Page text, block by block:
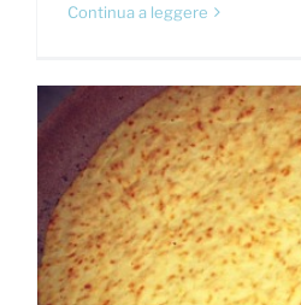
Continua a leggere